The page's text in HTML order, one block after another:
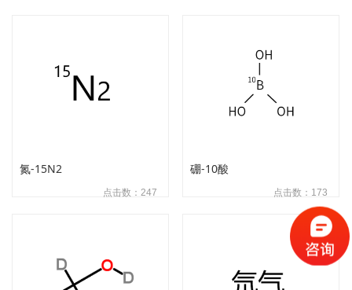
氮-15N2
点击数：247
硼-10酸
点击数：173